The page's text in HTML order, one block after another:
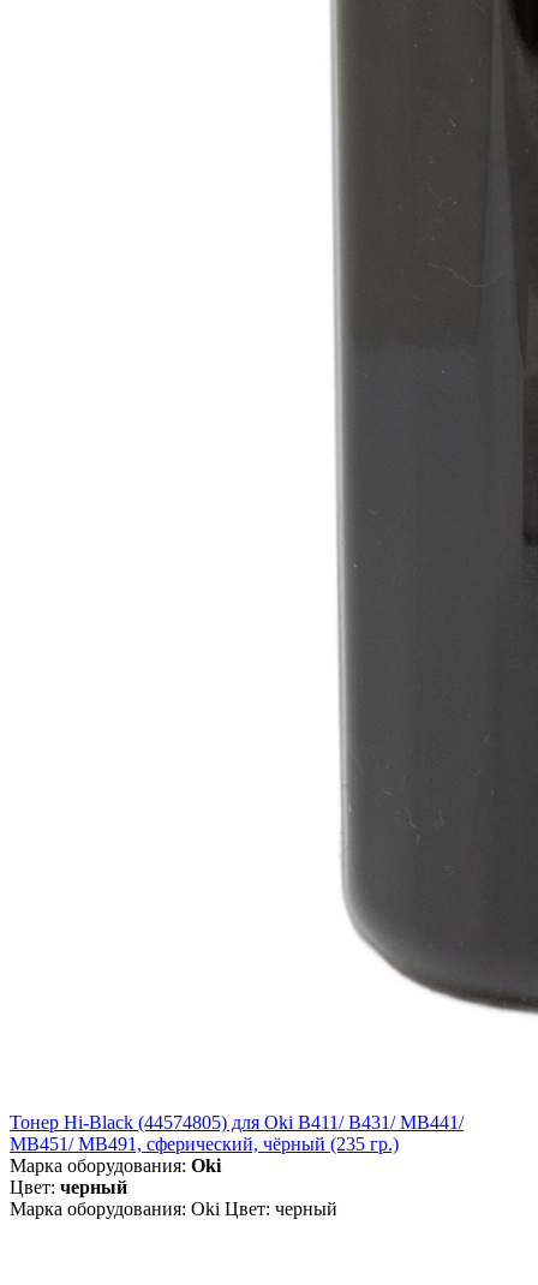
Тонер Hi-Black (44574805) для Oki B411/ B431/ MB441/
MB451/ MB491, сферический, чёрный (235 гр.)
Марка оборудования: Oki
Цвет: черный
Марка оборудования: Oki Цвет: черный